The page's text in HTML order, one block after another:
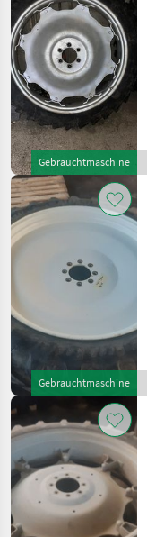
Gebrauchtmaschine
Gebrauchtmaschine